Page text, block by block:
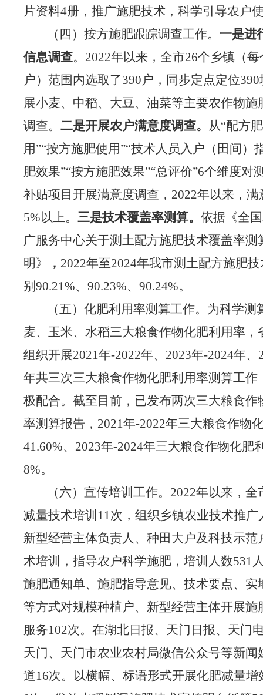
片资料4册，推广施肥技术， 科学引导农户
（四）按方施肥跟踪调查工作。 一是进
信息调查。 2022年以来 ，全市26个乡镇（
户）范围内选取了390户，同步定点定位
展小麦、中稻、大豆、油菜等主要农作物施
调查。 二是开展农户满意度调查。 从“配方
用”“按方施肥使用”“技术人员入户（田间）
肥效果”“按方施肥效果”“总评价”6个维度对
补贴项目开展满意度调查， 2022年以来， 满
5%以上。 三是技术覆盖率测算。 依据《全
广服务中心关于测土配方施肥技术覆盖率测
明》 ， 2022年至2024年我市测土配方施肥
别 90.21%、90.23%、90.24%。
（五）化肥利用率测算工作。 为科学测
麦、玉米、水稻三大粮食作物化肥利用率，
组织开展2021年-2022年、2023年-2024年、
年共三次三大粮食作物化肥利用率测算工作
极配合。截至目前，已发布两次三大粮食作
率测算报告， 2021年-2022年三大粮食作物
41.60%、 2023年-2024年三大粮食作物化肥
8%。
（六）宣传培训工作。 2022年以来，全
减量技术培训11次，组织乡镇农业技术推广
新型经营主体负责人、种田大户及科技示范
术培训，指导农户科学施肥，培训人数531
施肥通知单、施肥指导意见、技术要点、实
等方式对规模种植户、新型经营主体开展施
服务102次。在湖北日报、天门日报、天门
天门、天门市农业农村局微信公众号等新闻
道16次。以横幅、标语形式开展化肥减量增